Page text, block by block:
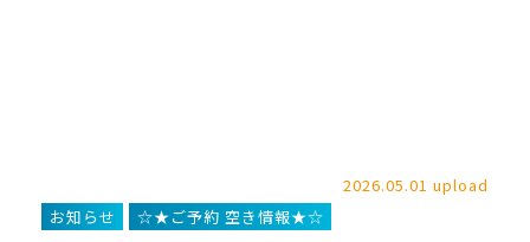
2026.05.01 upload
お知らせ
☆★ご予約 空き情報★☆